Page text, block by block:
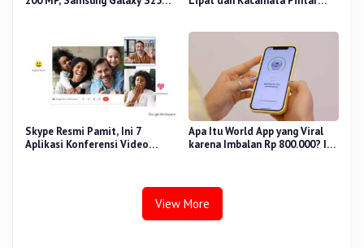
Skype Resmi Pamit, Ini 7
Aplikasi Konferensi Video
Apa Itu World App yang Viral
karena Imbalan Rp 800.000? Ini
View More